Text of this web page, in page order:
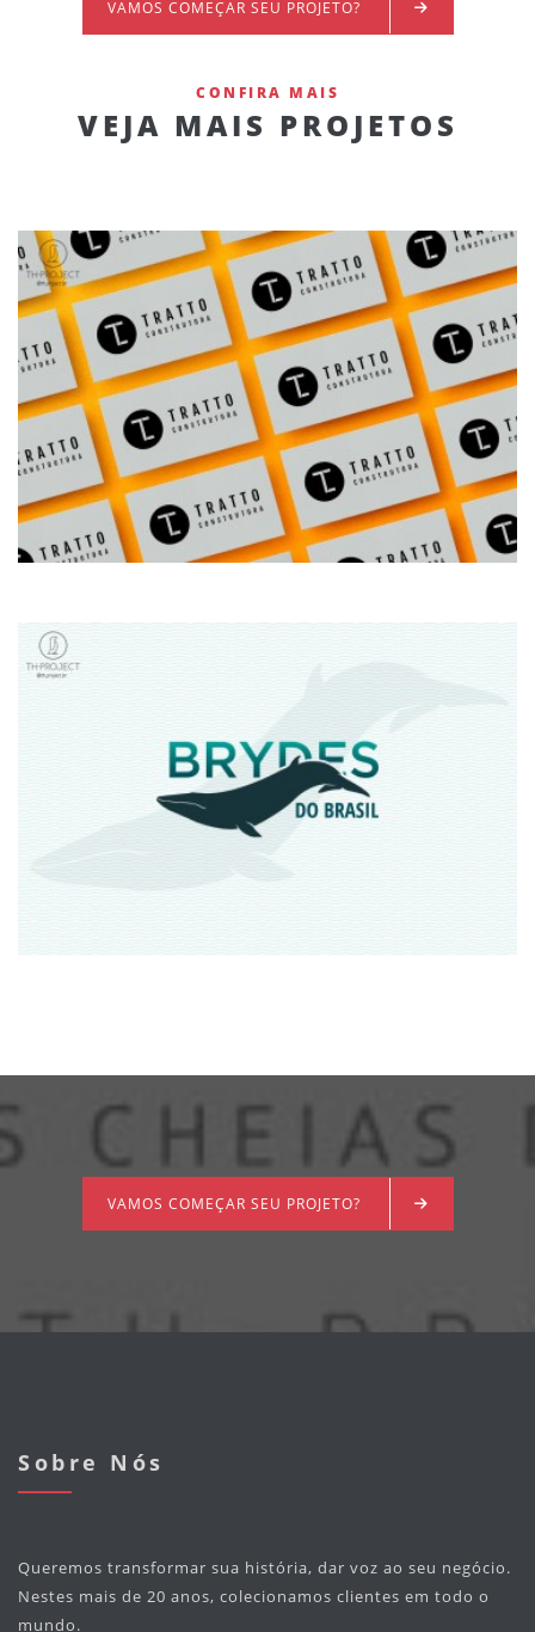
VAMOS COMEÇAR SEU PROJETO?
CONFIRA MAIS
VEJA MAIS PROJETOS
CASE TRATTO CONSTRUTORA
BRYDES DO BRASIL + WWF
VAMOS COMEÇAR SEU PROJETO?
Sobre Nós
Queremos transformar sua história, dar voz ao seu negócio.
Nestes mais de 20 anos, colecionamos clientes em todo o
mundo.